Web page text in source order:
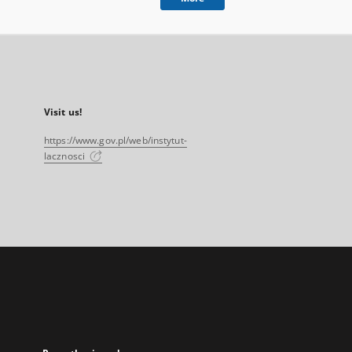
Visit us!
https://www.gov.pl/web/instytut-
lacznosci